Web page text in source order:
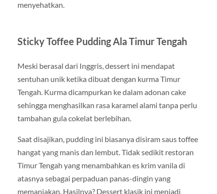
menyehatkan.
Sticky Toffee Pudding Ala Timur Tengah
Meski berasal dari Inggris, dessert ini mendapat
sentuhan unik ketika dibuat dengan kurma Timur
Tengah. Kurma dicampurkan ke dalam adonan cake
sehingga menghasilkan rasa karamel alami tanpa perlu
tambahan gula cokelat berlebihan.
Saat disajikan, pudding ini biasanya disiram saus toffee
hangat yang manis dan lembut. Tidak sedikit restoran
Timur Tengah yang menambahkan es krim vanila di
atasnya sebagai perpaduan panas-dingin yang
memanjakan. Hasilnya? Dessert klasik ini menjadi